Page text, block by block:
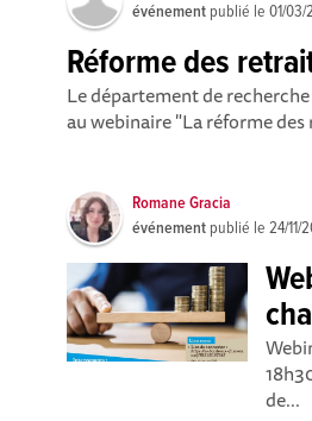
événement publié le01/03/
Réforme des
Le département de
au webinaire "La réforme
Romane Gracia
événement publié le24/11/
de...